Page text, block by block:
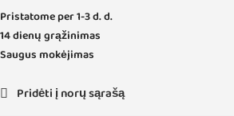
Pristatome per 1-3 d. d.
14 dienų grąžinimas
Saugus mokėjimas
Pridėti į norų sąrašą